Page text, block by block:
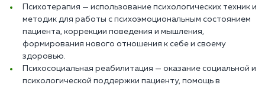
Психотерапия — использование психологических техник и
методик для работы с психоэмоциональным состоянием
пациента, коррекции поведения и мышления,
формирования нового отношения к себе и своему
здоровью.
Психосоциальная реабилитация — оказание социальной и
психологической поддержки пациенту, помощь в